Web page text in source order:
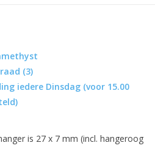
(3)
iedere Dinsdag (voor 15.00
is 27 x 7 mm (incl. hangeroog